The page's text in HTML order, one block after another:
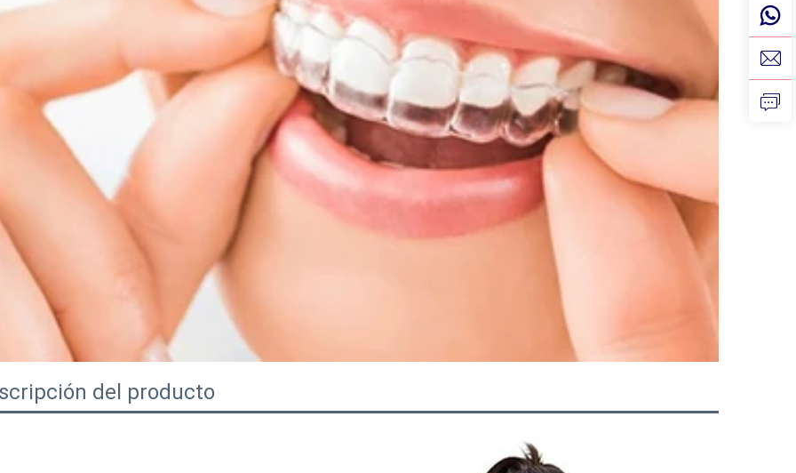
del producto